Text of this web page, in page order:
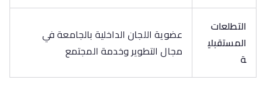
التطلعات
المستقبلي
ة
عضوية اللجان الداخلية بالجامعة في
مجال التطوير وخدمة المجتمع